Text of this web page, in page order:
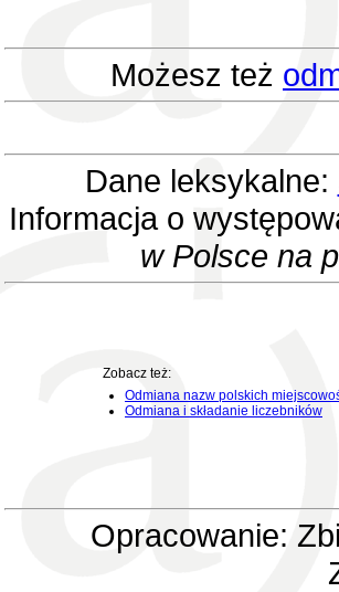
Możesz też
Dane leksykalne:
Informacja o
w Polsce na
Zobacz też:
Odmiana nazw polskich
Odmiana i składanie liczebników
Opracowanie: